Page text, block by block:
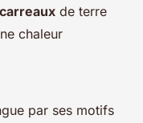
carreaux de terre
chaleur
par ses motifs